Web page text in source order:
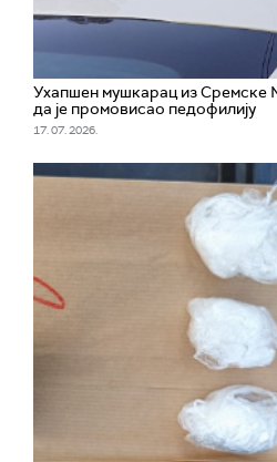
Ухапшен мушкарац из Сремске
да је промовисао педофилију
17. 07. 2026.